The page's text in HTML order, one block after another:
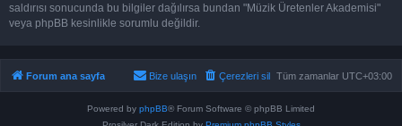
saldırısı sonucunda bu bilgiler dağılırsa bundan "Müzik Üretenler Akademisi"
veya phpBB kesinlikle sorumlu değildir.
Forum ana sayfa Tüm zamanlar UTC+03:00
Çerezleri sil
Bize ulaşın
Powered by phpBB® Forum Software © phpBB Limited